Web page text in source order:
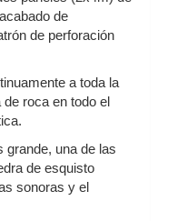
de
de perforación
a toda la
roca en todo el
grande, una de las
de esquisto
sonoras y el